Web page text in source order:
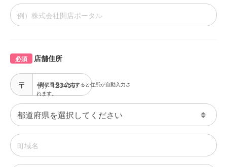
店舗住所
必須
※郵便番号を入力すると住所が自動入力さ
れます。